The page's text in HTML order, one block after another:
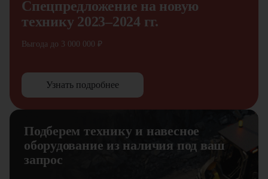
Спецпредложение на новую
технику 2023–2024 гг.
Выгода до 3 000 000 ₽
Узнать подробнее
Подберем технику и навесное
оборудование из наличия под ваш
запрос